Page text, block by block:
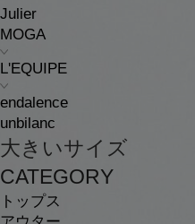
Julier
MOGA
L'EQUIPE
endalence
unbilanc
大きいサイズ
CATEGORY
トップス